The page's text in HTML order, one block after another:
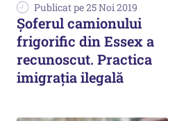
Publicat pe 25 Noi 2019
Şoferul camionului
frigorific din Essex a
recunoscut. Practica
imigrația ilegală